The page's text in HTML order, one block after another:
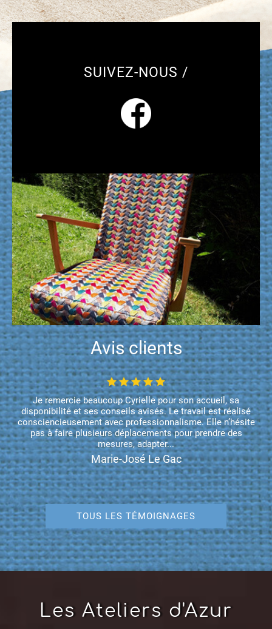
SUIVEZ-NOUS /
Avis clients
Je remercie beaucoup Cyrielle pour son accueil, sa
disponibilité et ses conseils avisés. Le travail est réalisé
consciencieusement avec professionnalisme. Elle n’hésite
pas à faire plusieurs déplacements pour prendre des
mesures, adapter...
Marie-José Le Gac
TOUS LES TÉMOIGNAGES
Les Ateliers d'Azur